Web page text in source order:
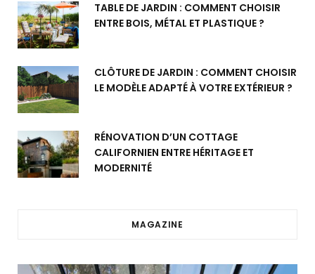
TABLE DE JARDIN : COMMENT CHOISIR
ENTRE BOIS, MÉTAL ET PLASTIQUE ?
CLÔTURE DE JARDIN : COMMENT CHOISIR
LE MODÈLE ADAPTÉ À VOTRE EXTÉRIEUR ?
RÉNOVATION D’UN COTTAGE
CALIFORNIEN ENTRE HÉRITAGE ET
MODERNITÉ
MAGAZINE